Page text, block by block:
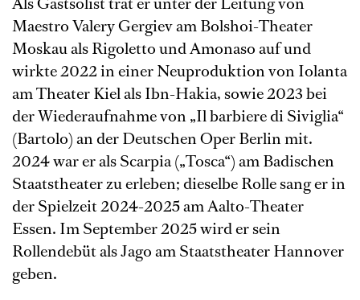
Maestro Valery Gergiev am Bolshoi-Theater
Moskau als Rigoletto und Amonaso auf und
wirkte 2022 in einer Neuproduktion von Iolanta
am Theater Kiel als Ibn-Hakia, sowie 2023 bei
der Wiederaufnahme von „Il barbiere di Siviglia“
(Bartolo) an der Deutschen Oper Berlin mit.
2024 war er als Scarpia („Tosca“) am Badischen
Staatstheater zu erleben; dieselbe Rolle sang er in
der Spielzeit 2024-2025 am Aalto-Theater
Essen. Im September 2025 wird er sein
Rollendebüt als Jago am Staatstheater Hannover
geben.